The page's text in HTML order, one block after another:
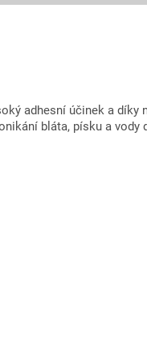
adhesní účinek a díky
bláta, písku a vody